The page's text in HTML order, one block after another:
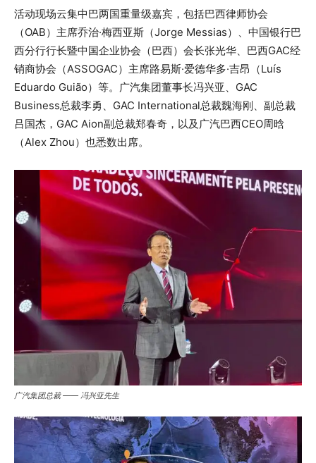
活动现场云集中巴两国重量级嘉宾，包括巴西律师协会
（OAB）主席乔治·梅西亚斯（Jorge Messias）、中国银行巴
西分行行长暨中国企业协会（巴西）会长张光华、巴西GAC经
销商协会（ASSOGAC）主席路易斯·爱德华多·吉昂（Luís
Eduardo Guião）等。广汽集团董事长冯兴亚、GAC
Business总裁李勇、GAC International总裁魏海刚、副总裁
吕国杰，GAC Aion副总裁郑春奇，以及广汽巴西CEO周晗
（Alex Zhou）也悉数出席。
广汽集团总裁 —— 冯兴亚先生